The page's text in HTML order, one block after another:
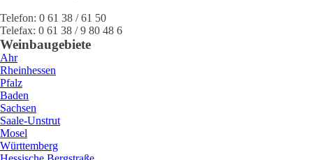
Telefon: 0 61 38 / 61 50
Telefax: 0 61 38 / 9 80 48 6
Weinbaugebiete
Ahr
Rheinhessen
Pfalz
Baden
Sachsen
Saale-Unstrut
Mosel
Württemberg